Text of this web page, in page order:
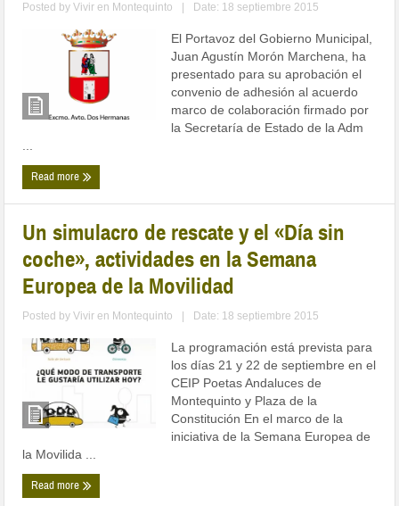
Posted byVivir en Montequinto Date: 18 septiembre 2015
El Portavoz del Gobierno Municipal,
Juan Agustín Morón Marchena, ha
presentado para su aprobación el
convenio de adhesión al acuerdo
marco de colaboración firmado por
la Secretaría de Estado de la Adm
...
Read more
Un simulacro de rescate y el «Día sin
coche», actividades en la Semana
Europea de la Movilidad
Posted byVivir en Montequinto Date: 18 septiembre 2015
La programación está prevista para
los días 21 y 22 de septiembre en el
CEIP Poetas Andaluces de
Montequinto y Plaza de la
Constitución En el marco de la
iniciativa de la Semana Europea de
la Movilida ...
Read more